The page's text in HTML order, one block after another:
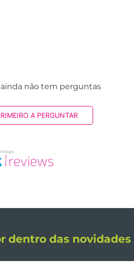
não tem perguntas
A PERGUNTAR
dentro das novidades